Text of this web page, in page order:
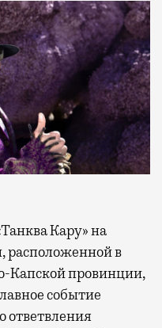
расположенной в
Капской провинции,
событие
ответвления